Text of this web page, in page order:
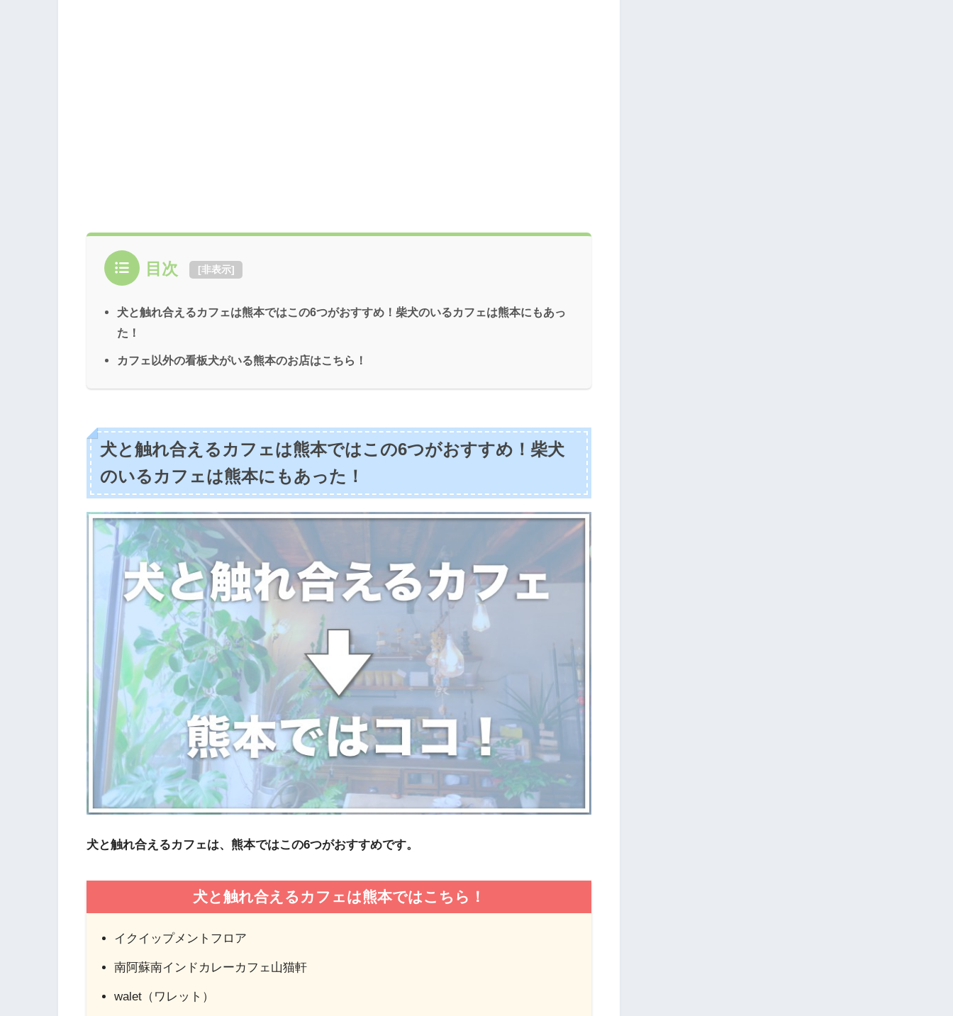
目次 [非表示]
犬と触れ合えるカフェは熊本ではこの6つがおすすめ！柴犬のいるカフェは熊本にもあっ
た！
カフェ以外の看板犬がいる熊本のお店はこちら！
犬と触れ合えるカフェは熊本ではこの6つがおすすめ！柴犬
のいるカフェは熊本にもあった！
犬と触れ合えるカフェは、熊本ではこの6つがおすすめです。
犬と触れ合えるカフェは熊本ではこちら！
イクイップメントフロア
南阿蘇南インドカレーカフェ山猫軒
walet（ワレット）